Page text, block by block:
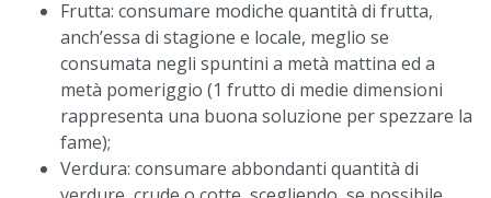
Frutta: consumare modiche quantità di frutta,
anch’essa di stagione e locale, meglio se
consumata negli spuntini a metà mattina ed a
metà pomeriggio (1 frutto di medie dimensioni
rappresenta una buona soluzione per spezzare la
fame);
Verdura: consumare abbondanti quantità di